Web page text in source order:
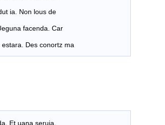
ia. Non lous de
facenda. Car
estara. Des conortz ma
Et uana seruia.